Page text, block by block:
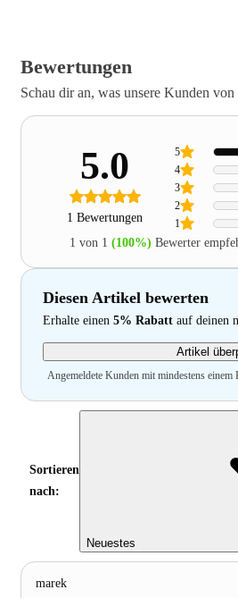
Bewertungen
Schau dir an, was unsere Kunden
5.0
1 Bewertungen 1
2
3
4
5
1 von 1 (100%) Bewerter
Diesen Artikel bewerten
Erhalte einen 5% Rabatt auf deinen
Artikel
Angemeldete Kunden mit mindestens
Sortieren
nach:
Neuestes
marek